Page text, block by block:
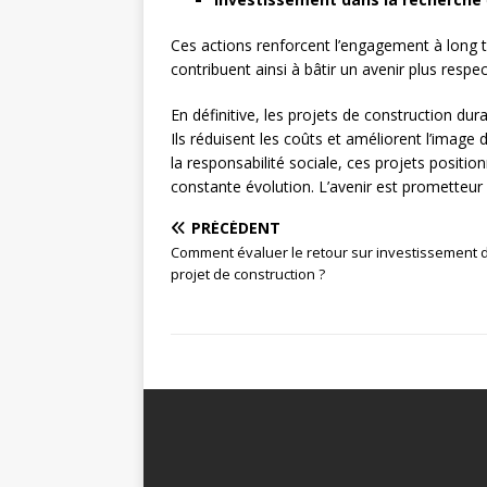
Ces actions renforcent l’engagement à
contribuent ainsi à bâtir un avenir plus
En définitive, les projets de construction
Ils réduisent les coûts et améliorent
la responsabilité sociale, ces projets
constante évolution. L’avenir est
PRÉCÉDENT
Comment évaluer le retour sur investissement
projet de construction ?